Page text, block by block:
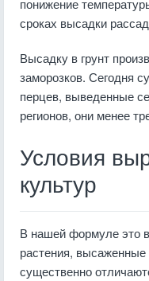
понижение
сроках высадки
Высадку в грунт
заморозков. Сегодня
перцев, выведенные
регионов, они менее
Условия
культур
В нашей формуле это
растения, высаженные
существенно